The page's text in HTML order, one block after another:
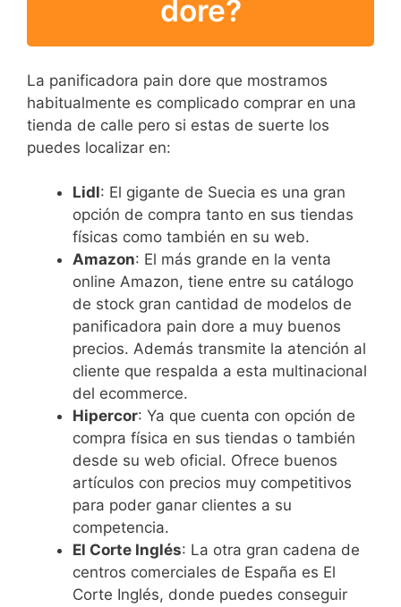
dore?
La panificadora pain dore que mostramos
habitualmente es complicado comprar en una
tienda de calle pero si estas de suerte los
puedes localizar en:
Lidl: El gigante de Suecia es una gran
opción de compra tanto en sus tiendas
físicas como también en su web.
Amazon: El más grande en la venta
online Amazon, tiene entre su catálogo
de stock gran cantidad de modelos de
panificadora pain dore a muy buenos
precios. Además transmite la atención al
cliente que respalda a esta multinacional
del ecommerce.
Hipercor: Ya que cuenta con opción de
compra física en sus tiendas o también
desde su web oficial. Ofrece buenos
artículos con precios muy competitivos
para poder ganar clientes a su
competencia.
El Corte Inglés: La otra gran cadena de
centros comerciales de España es El
Corte Inglés, donde puedes conseguir